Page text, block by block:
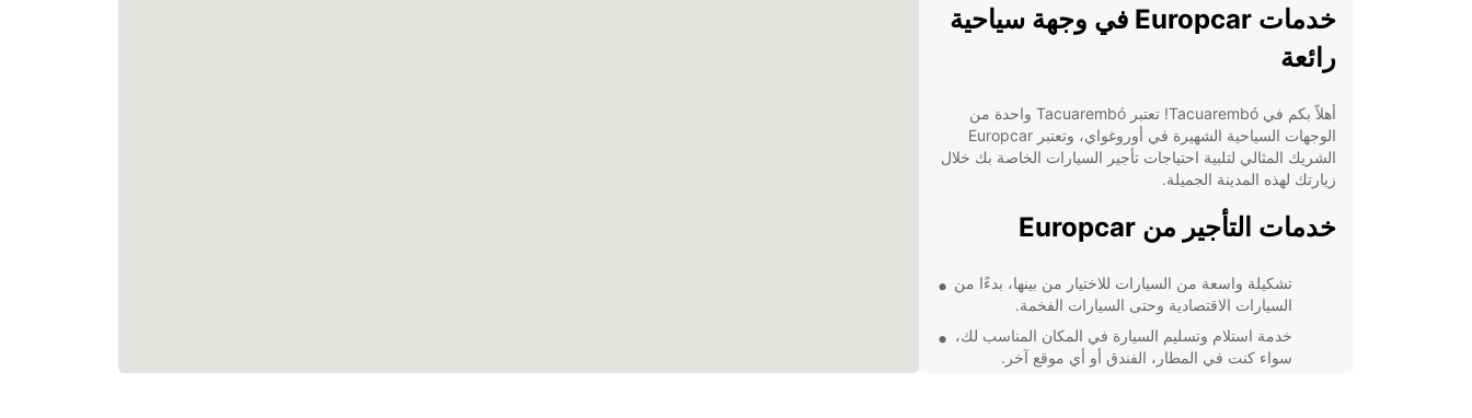
خدمات Europcar في وجهة سياحية
رائعة
أهلاً بكم في Tacuarembó! تعتبر Tacuarembó واحدة من
الوجهات السياحية الشهيرة في أوروغواي، وتعتبر Europcar
الشريك المثالي لتلبية احتياجات تأجير السيارات الخاصة بك خلال
زيارتك لهذه المدينة الجميلة.
خدمات التأجير من Europcar
تشكيلة واسعة من السيارات للاختيار من بينها، بدءًا من
السيارات الاقتصادية وحتى السيارات الفخمة.
خدمة استلام وتسليم السيارة في المكان المناسب لك،
سواء كنت في المطار، الفندق أو أي موقع آخر.